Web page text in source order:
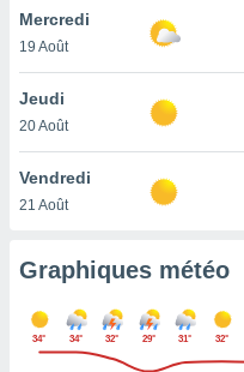
à
cas,
que
sur le
que
ne
Mercredi
19 Août
Jeudi
20 Août
Vendredi
21 Août
Graphiques météo
34° 34° 32° 29° 31° 32°